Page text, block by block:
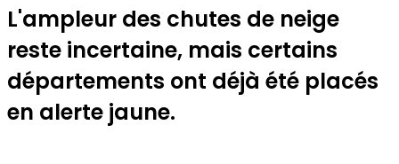
L'ampleur des chutes de neige
reste incertaine, mais certains
départements ont déjà été placés
en alerte jaune.